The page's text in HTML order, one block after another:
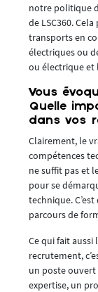
notre politique
de LSC360.
transports en
électriques ou
ou électrique et
Vous
Quelle
dans vos
Clairement, le
compétences
ne suffit pas et
pour se
technique.
parcours de
Ce qui fait aussi
recrutement,
un poste ouvert
expertise, un